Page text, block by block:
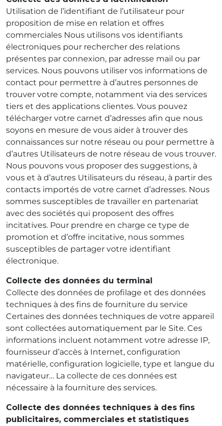
Utilisation de l’identifiant de l’utilisateur pour
proposition de mise en relation et offres
commerciales Nous utilisons vos identifiants
électroniques pour rechercher des relations
présentes par connexion, par adresse mail ou par
services. Nous pouvons utiliser vos informations de
contact pour permettre à d’autres personnes de
trouver votre compte, notamment via des services
tiers et des applications clientes. Vous pouvez
télécharger votre carnet d’adresses afin que nous
soyons en mesure de vous aider à trouver des
connaissances sur notre réseau ou pour permettre à
d’autres Utilisateurs de notre réseau de vous trouver.
Nous pouvons vous proposer des suggestions, à
vous et à d’autres Utilisateurs du réseau, à partir des
contacts importés de votre carnet d’adresses. Nous
sommes susceptibles de travailler en partenariat
avec des sociétés qui proposent des offres
incitatives. Pour prendre en charge ce type de
promotion et d’offre incitative, nous sommes
susceptibles de partager votre identifiant
électronique.
Collecte des données du terminal
Collecte des données de profilage et des données
techniques à des fins de fourniture du service
Certaines des données techniques de votre appareil
sont collectées automatiquement par le Site. Ces
informations incluent notamment votre adresse IP,
fournisseur d’accès à Internet, configuration
matérielle, configuration logicielle, type et langue du
navigateur… La collecte de ces données est
nécessaire à la fourniture des services.
Collecte des données techniques à des fins
publicitaires, commerciales et statistiques